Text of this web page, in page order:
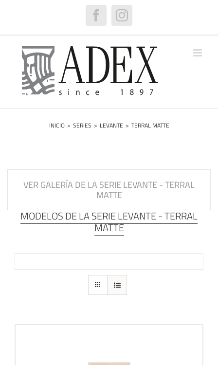
FacebookInstagram
INICIO > SERIES > LEVANTE > TERRAL MATTE
VER GALERÍA DE LA SERIE LEVANTE - TERRAL
MATTE
MODELOS DE LA SERIE LEVANTE - TERRAL
MATTE